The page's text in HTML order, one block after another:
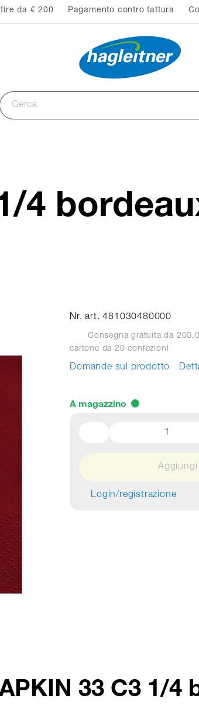
da € 200 Pagamento contro fattura
4
Nr. art. 481030480000
Consegna gratuita da
cartone da 20 confezioni
Domande sul prodotto
A magazzino
Aggiungi
Login/registrazione
33 C3 1/4